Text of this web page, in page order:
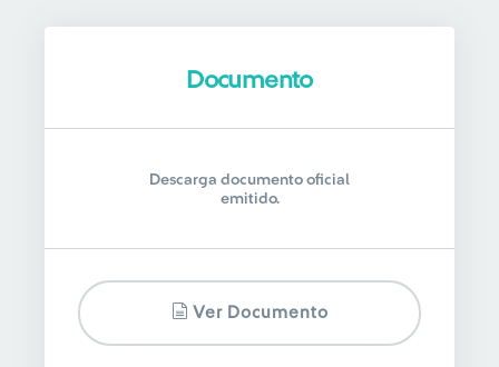
Documento
Descarga documento oficial
emitido.
Ver Documento